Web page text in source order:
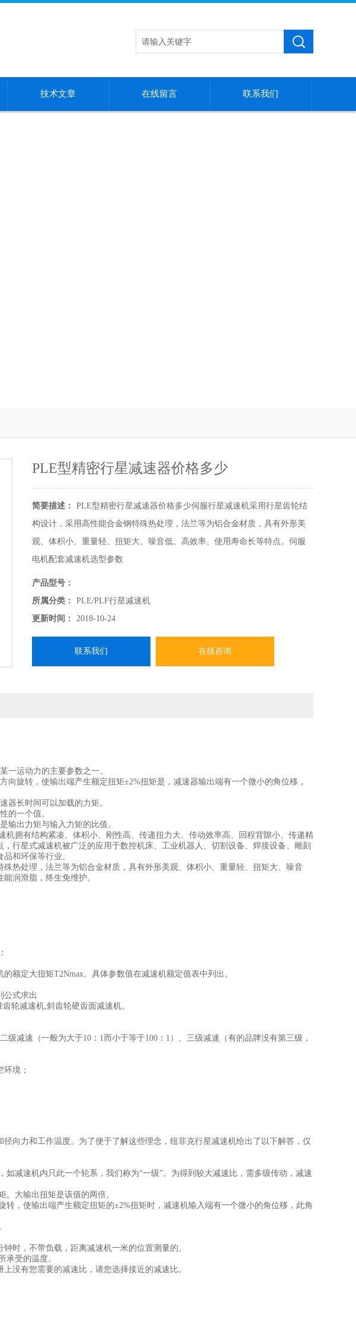
技术文章 在线留言 联系我们
PLE型精密行星减速器价格多少
简要描述：
PLE型精密行星减速器价格多少伺服行星减速机采用行星齿轮结
构设计，采用高性能合金钢特殊热处理，法兰等为铝合金材质，具有外形美
观、体积小、重量轻、扭矩大、噪音低、高效率、使用寿命长等特点。伺服
电机配套减速机选型参数
产品型号：
所属分类：
PLE/PLF行星减速机
更新时间：
2018-10-24
联系我们 在线咨询
运动力的主要参数之一。
旋转，使输出端产生额定扭矩±2%扭矩是，减速器输出端有一个微小的角位移，
长时间可以加载的力矩。
的一个值。
出力矩与输入力矩的比值。
拥有结构紧凑、体积小、刚性高、传递扭力大、传动效率高、回程背隙小、传递精
行星式减速机被广泛的应用于数控机床、工业机器人、切割设备、焊接设备、雕刻
和环保等行业。
处理，法兰等为铝合金材质，具有外形美观、体积小、重量轻、扭矩大、噪音
润滑脂，终生免维护。
定大扭矩T2Nmax。具体参数值在减速机额定值表中列出。
式求出
减速机,斜齿轮硬齿面减速机。
减速（一般为大于10：1而小于等于100：1）、三级减速（有的品牌没有第三级，
境；
向力和工作温度。为了便于了解这些理念，纽菲克行星减速机给出了以下解答，仅
速机内只此一个轮系，我们称为“一级”。为得到较大减速比，需多级传动，减速
大输出扭矩是该值的两倍。
，使输出端产生额定扭矩的±2%扭矩时，减速机输入端有一个微小的角位移，此角
时，不带负载，距离减速机一米的位置测量的。
受的温度。
没有您需要的减速比，请您选择接近的减速比。